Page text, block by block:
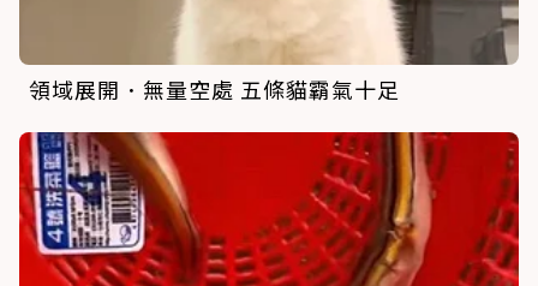
領域展開．無量空處 五條貓霸氣十足